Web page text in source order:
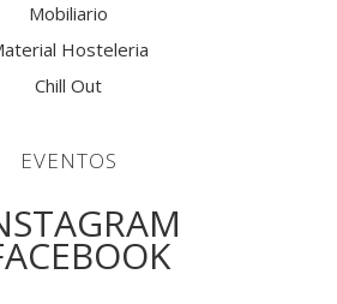
Mobiliario
Hosteleria
Chill Out
EVENTOS